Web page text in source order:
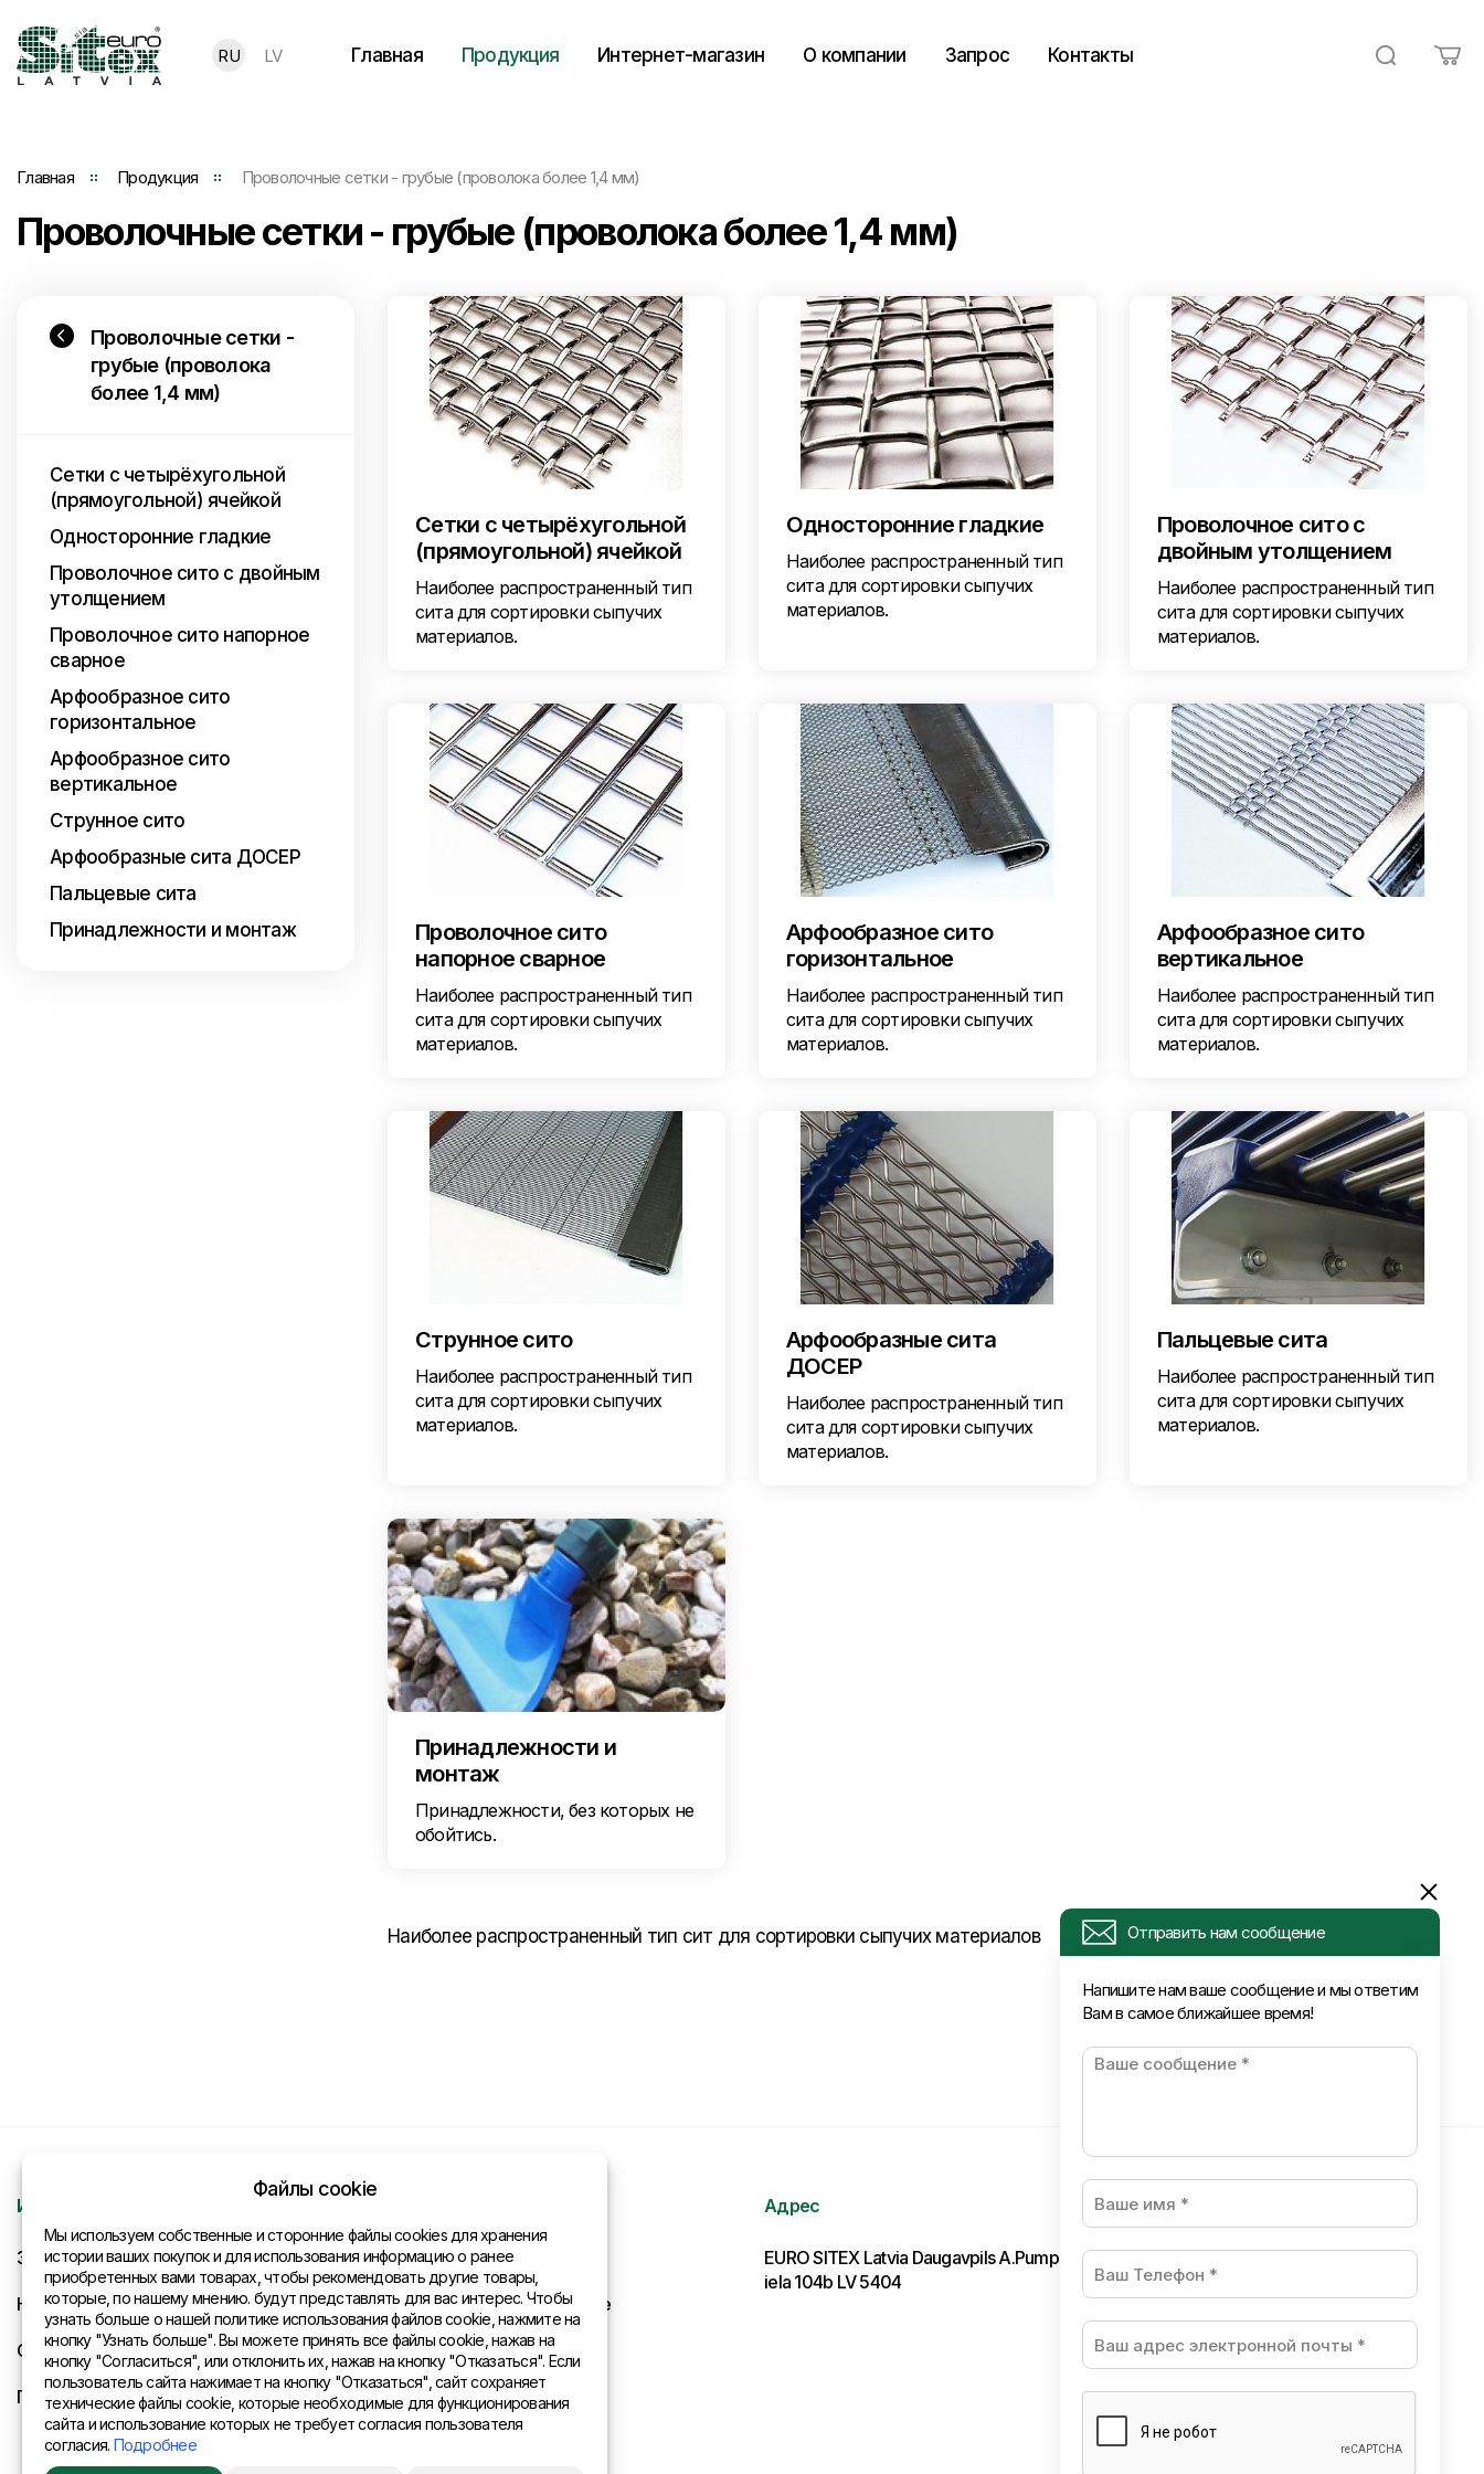
RU LV Главная Продукция Интернет-магазин О компании Запрос Контакты
Главная Продукция Проволочные сетки - грубые (проволока более 1,4 мм)
Проволочные сетки - грубые (проволока более 1,4 мм)
Проволочные сетки -
грубые (проволока
более 1,4 мм)
Сетки с четырёхугольной
(прямоугольной) ячейкой
Односторонние гладкие
Проволочное сито с двойным
утолщением
Проволочное сито напорное
сварное
Арфообразное сито
горизонтальное
Арфообразное сито
вертикальное
Струнное сито
Арфообразные сита ДОСЕР
Пальцевые сита
Принадлежности и монтаж
Сетки с четырёхугольной
(прямоугольной) ячейкой
Наиболее распространенный тип
сита для сортировки сыпучих
материалов.
Односторонние гладкие
Наиболее распространенный тип
сита для сортировки сыпучих
материалов.
Проволочное сито с
двойным утолщением
Наиболее распространенный тип
сита для сортировки сыпучих
материалов.
Проволочное сито
напорное сварное
Наиболее распространенный тип
сита для сортировки сыпучих
материалов.
Арфообразное сито
горизонтальное
Наиболее распространенный тип
сита для сортировки сыпучих
материалов.
Арфообразное сито
вертикальное
Наиболее распространенный тип
сита для сортировки сыпучих
материалов.
Струнное сито
Наиболее распространенный тип
сита для сортировки сыпучих
материалов.
Арфообразные сита
ДОСЕР
Наиболее распространенный тип
сита для сортировки сыпучих
материалов.
Пальцевые сита
Наиболее распространенный тип
сита для сортировки сыпучих
материалов.
Принадлежности и
монтаж
Принадлежности, без которых не
обойтись.
Наиболее распространенный тип сит для сортировки сыпучих материалов Отправить нам сообщение
Напишите нам ваше сообщение и мы ответим
Вам в самое ближайшее время!
Информация
Запрос
Новости
Оплата и доставка
Политика конфиденциальности
Общая информация
Представительства в мире
Адрес
EURO SITEX Latvia Daugavpils A.Pumpura
iela 104b LV 5404
Файлы cookie
Мы используем собственные и сторонние файлы cookies для хранения
истории ваших покупок и для использования информацию о ранее
приобретенных вами товарах, чтобы рекомендовать другие товары,
которые, по нашему мнению. будут представлять для вас интерес. Чтобы
узнать больше о нашей политике использования файлов cookie, нажмите на
кнопку "Узнать больше". Вы можете принять все файлы cookie, нажав на
кнопку "Согласиться", или отклонить их, нажав на кнопку "Отказаться". Если
пользователь сайта нажимает на кнопку "Отказаться", сайт сохраняет
технические файлы cookie, которые необходимые для функционирования
сайта и использование которых не требует согласия пользователя
согласия. Подробнее